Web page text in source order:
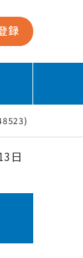
録
日